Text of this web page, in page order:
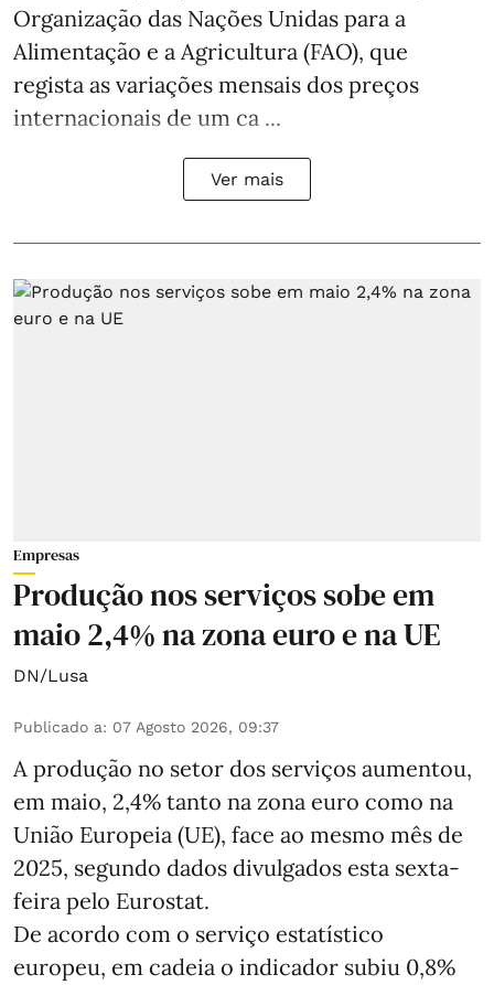
Organização das Nações Unidas para a
Alimentação e a Agricultura (FAO), que
regista as variações mensais dos preços
internacionais de um ca ...
Ver mais
Empresas
Produção nos serviços sobe em
maio 2,4% na zona euro e na UE
DN/Lusa
Publicado a: 07 Agosto 2026, 09:37
A produção no setor dos serviços aumentou,
em maio, 2,4% tanto na zona euro como na
União Europeia (UE), face ao mesmo mês de
2025, segundo dados divulgados esta sexta-
feira pelo Eurostat.
De acordo com o serviço estatístico
europeu, em cadeia o indicador subiu 0,8%